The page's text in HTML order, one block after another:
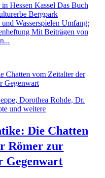
Hessen Kassel Das Buch
Bergpark
Wasserspielen Umfang:
Mit Beiträgen von
Dorothea Rohde, Dr.
und weitere
Die Chatten
Römer zur
Gegenwart